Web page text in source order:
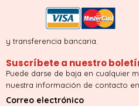
y transferencia bancaria.
Suscríbete a nuestro
Puede darse de baja en cualquier
nuestra información de contacto
Correo electrónico